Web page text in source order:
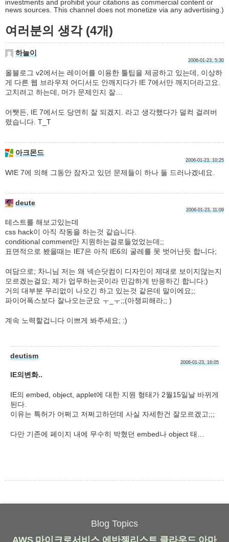
investments and prohibit your citations as commercial content or
news sources. This channel does not monetize via any advertising.)
여러분의 생각 (4개)
하늘이
2006-01-23, 5:30
올블로그 v2에서는 레이어를 이용한 툴팁을 제공하고 있는데, 이상하
게 다른 웹 브라우져 어디서도 안깨지다가 IE 7에서만 깨지더라고요.
고치려고 하는데, 머가 문제인지 잘…
어쨋든, IE 7에서도 당연히 잘 되겠지. 라고 생각했다가 덜컥 걸려버
렸습니다. T_T
아크몬드
2006-01-23, 10:25
WIE 7에 의해 그동안 잠자고 있던 문제들이 하나 둘 드러나겠네요.
deute
2006-01-23, 11:09
테스트를 해보고있는데
css hack이 아직 작동을 하는것 같습니다.
conditional comment만 지원하는걸로들었었는데;;
표면적으로 봤을때는 IE7은 아직 IE6의 굴레를 못 벗어난듯 합니다;
여담으로; 차니님 저는 왜 넥슨닷컴이 디자인이 제대로 보이지않는지
모르겠는걸요; 제가 업무하는곳이라 민감하게 반응하긴 합니다:)
거의 대부분 무리없이 나오긴 하고 있는것 같은데 말이에요;;
파이어폭스보다 잘나오는군요 ㅜ_ㅜ;;(아챙피해라;; )
계속 노력할겁니다 이쁘게 봐주세요; :)
deutism
2006-01-23, 16:05
IE의변화..
IE의 embed, object, applet에 대한 지원 형태가 2월15일날 바뀌게
된다.
이유는 특허가 어쩌고 저쩌고하던데 사실 자세한건 잘모르겠고;;;
다만 기존에 페이지 내에 무수히 박혔던 embed나 object 태…
Blog Topics